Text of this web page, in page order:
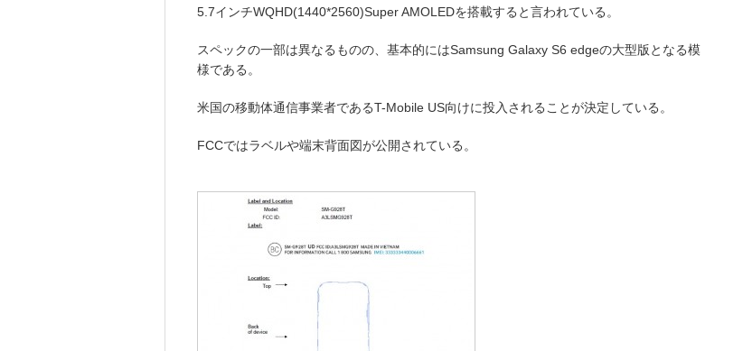
5.7インチWQHD(1440*2560)Super AMOLEDを搭載すると言われている。
スペックの一部は異なるものの、基本的にはSamsung Galaxy S6 edgeの大型版となる模
様である。
米国の移動体通信事業者であるT-Mobile US向けに投入されることが決定している。
FCCではラベルや端末背面図が公開されている。